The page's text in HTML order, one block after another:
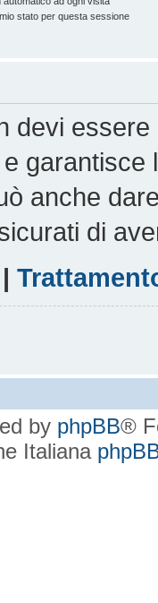
stato per questa sessione
devi
garantisce
anche
di
|
by phpBB®
Italiana